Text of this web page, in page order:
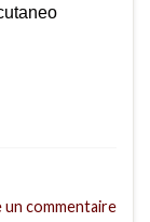
un commentaire